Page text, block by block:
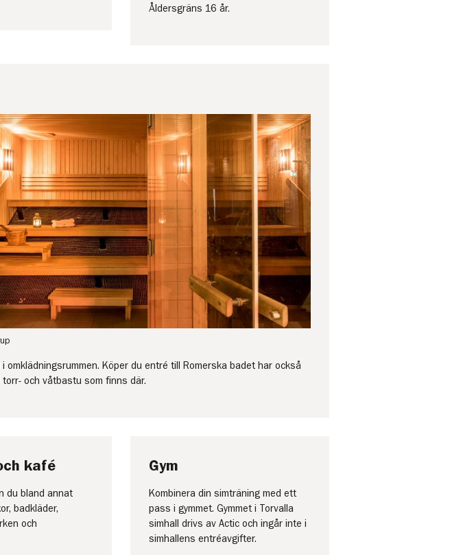
Åldersgräns 16 år.
omklädningsrummen. Köper du entré till Romerska badet har också
och våtbastu som finns där.
kafé
du bland annat
badkläder,
och
Gym
Kombinera din simträning med ett
pass i gymmet. Gymmet i Torvalla
simhall drivs av Actic och ingår inte i
simhallens entréavgifter.